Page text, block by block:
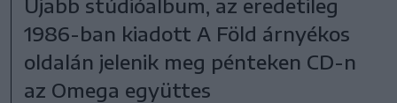
Újabb stúdióalbum, az eredetileg
1986-ban kiadott A Föld árnyékos
oldalán jelenik meg pénteken CD-n
az Omega együttes